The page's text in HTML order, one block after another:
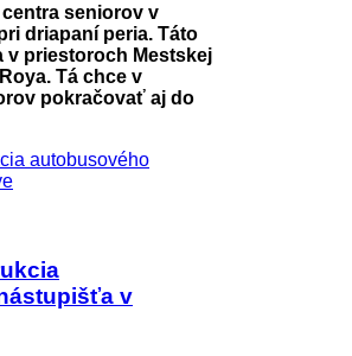
seniorov v
driapaní peria. Táto
v priestoroch Mestskej
Tá chce v
pokračovať aj do
v